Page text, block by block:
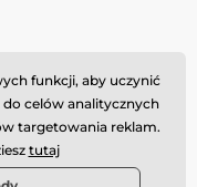
Píšť, Czechy,
funkcji, aby uczynić
celów analitycznych
targetowania reklam.
tutaj